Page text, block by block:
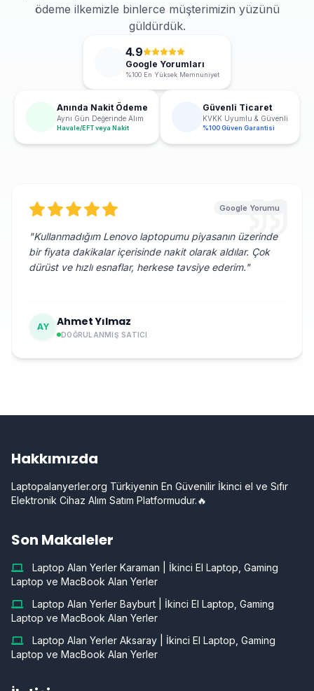
ödeme ilkemizle binlerce müşterimizin yüzünü
güldürdük.
4.9
Google Yorumları
%100 En Yüksek Memnuniyet
Anında Nakit Ödeme
Aynı Gün Değerinde Alım
Havale/EFT veya Nakit
Güvenli Ticaret
KVKK Uyumlu & Güvenli
%100 Güven Garantisi
Google Yorumu
"Kullanmadığım Lenovo laptopumu piyasanın üzerinde
bir fiyata dakikalar içerisinde nakit olarak aldılar. Çok
dürüst ve hızlı esnaflar, herkese tavsiye ederim."
AY Ahmet Yılmaz
DOĞRULANMIŞ SATICI
Hakkımızda
Laptopalanyerler.org Türkiyenin En Güvenilir İkinci el ve Sıfır
Elektronik Cihaz Alım Satım Platformudur.🔥
Son Makaleler
Laptop Alan Yerler Karaman | İkinci El Laptop, Gaming
Laptop ve MacBook Alan Yerler
Laptop Alan Yerler Bayburt | İkinci El Laptop, Gaming
Laptop ve MacBook Alan Yerler
Laptop Alan Yerler Aksaray | İkinci El Laptop, Gaming
Laptop ve MacBook Alan Yerler